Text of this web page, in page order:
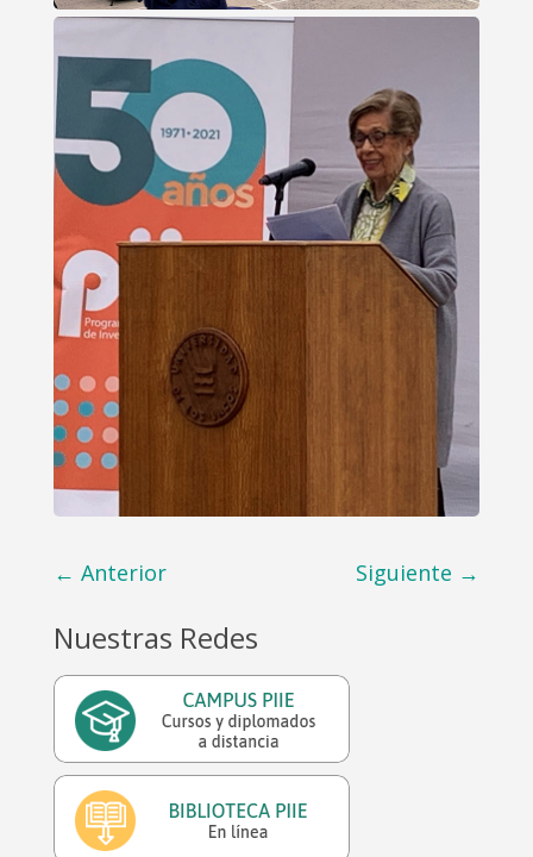
← Anterior Siguiente →
Nuestras Redes